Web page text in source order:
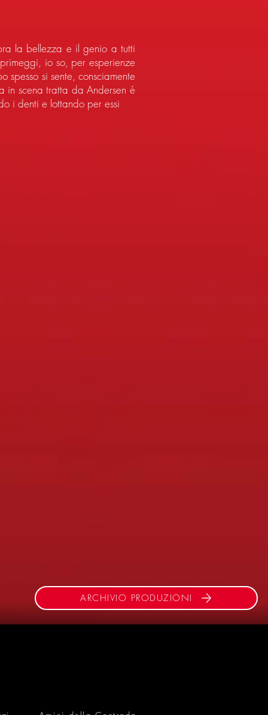
la bellezza e il genio a tutti
io so, per esperienze
si sente, consciamente
in scena tratta da Andersen é
i denti e lottando per essi
ARCHIVIO PRODUZIONI